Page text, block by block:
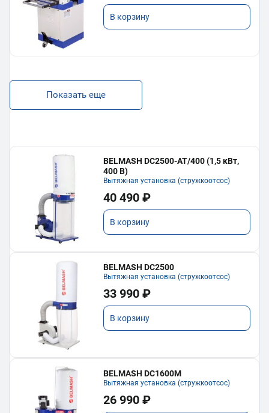
В корзину
Показать еще
BELMASH DC2500-AT/400 (1,5 кВт,
400 В)
Вытяжная установка (стружкоотсос)
40 490 ₽
В корзину
BELMASH DC2500
Вытяжная установка (стружкоотсос)
33 990 ₽
В корзину
BELMASH DC1600M
Вытяжная установка (стружкоотсос)
26 990 ₽